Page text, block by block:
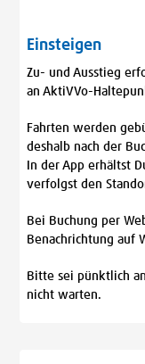
Einsteigen
Zu- und Ausstieg
an AktiVVo-
Fahrten werden
deshalb nach der
In der App erhältst
verfolgst den
Bei Buchung per
Benachrichtung auf
Bitte sei pünktlich
nicht warten.